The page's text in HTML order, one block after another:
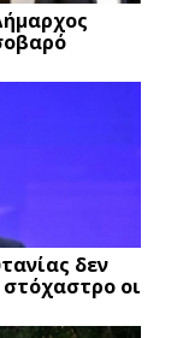
δεν
οι